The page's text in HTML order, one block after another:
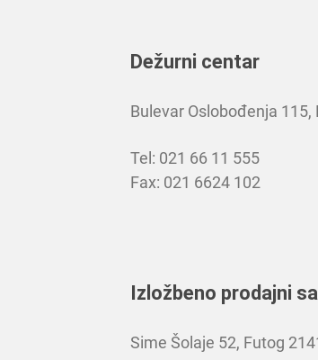
Dežurni centar
Bulevar Oslobođenja 115,
Tel: 021 66 11 555
Fax: 021 6624 102
Izložbeno prodajni
Sime Šolaje 52, Futog